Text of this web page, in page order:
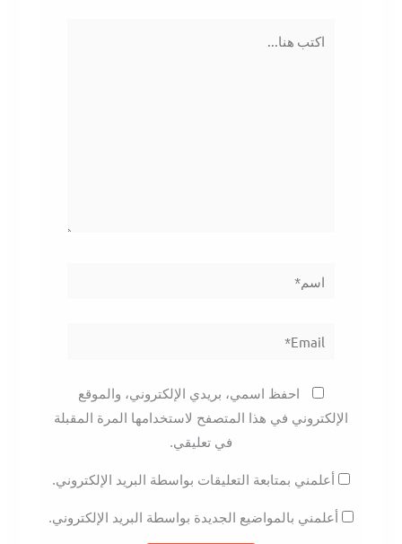
احفظ اسمي، بريدي الإلكتروني، والموقع
الإلكتروني في هذا المتصفح لاستخدامها المرة المقبلة
في تعليقي.
أعلمني بمتابعة التعليقات بواسطة البريد الإلكتروني.
أعلمني بالمواضيع الجديدة بواسطة البريد الإلكتروني.